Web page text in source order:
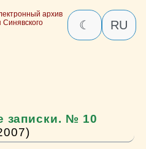
архив
☾ RU
записки. № 10